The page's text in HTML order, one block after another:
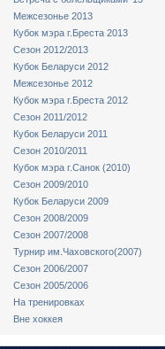
Межсезонье 2013
Кубок мэра г.Бреста 2013
Сезон 2012/2013
Кубок Беларуси 2012
Межсезонье 2012
Кубок мэра г.Бреста 2012
Сезон 2011/2012
Кубок Беларуси 2011
Сезон 2010/2011
Кубок мэра г.Санок (2010)
Сезон 2009/2010
Кубок Беларуси 2009
Сезон 2008/2009
Сезон 2007/2008
Турнир им.Чаховского(2007)
Сезон 2006/2007
Сезон 2005/2006
На тренировках
Вне хоккея